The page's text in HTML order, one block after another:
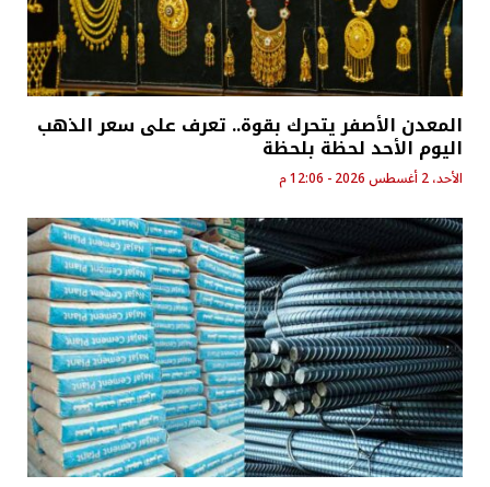
المعدن الأصفر يتحرك بقوة.. تعرف على سعر الذهب
اليوم الأحد لحظة بلحظة
الأحد، 2 أغسطس 2026 - 12:06 م